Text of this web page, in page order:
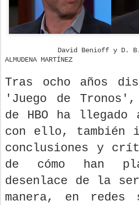
David Benioff y D.
ALMUDENA MARTÍNEZ
Tras ocho años
'Juego de
de HBO ha
con ello, también
conclusiones y
de cómo han
desenlace de la
manera, en redes